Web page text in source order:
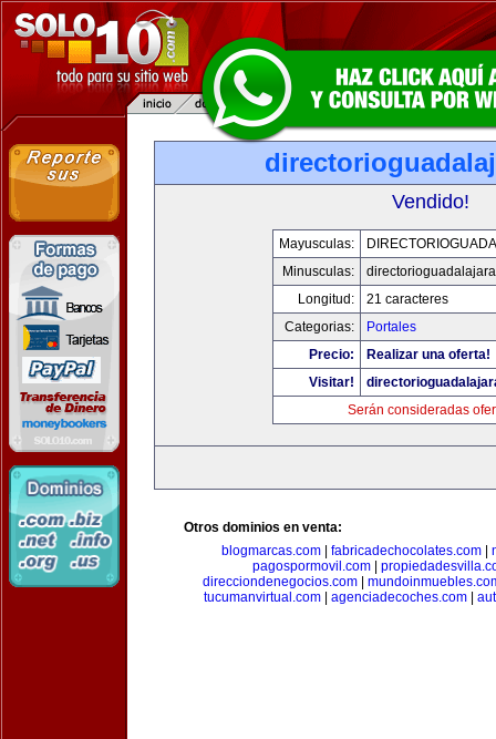
Vendido!
Mayusculas:
Minusculas:
Longitud:
21 caracteres
Categorias:
Portales
Precio:
Realizar una oferta!
Visitar!
Serán consideradas
Otros dominios en venta:
blogmarcas.com
fabricadechocolates.com
pagospormovil.com
direcciondenegocios.com
tucumanvirtual.com| agenciadecoches.com|